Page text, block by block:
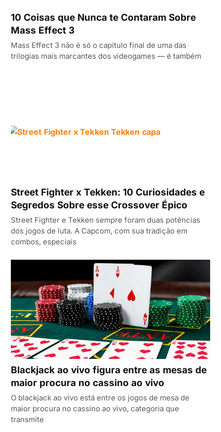
10 Coisas que Nunca te Contaram Sobre
Mass Effect 3
Mass Effect 3 não é só o capítulo final de uma das
trilogias mais marcantes dos videogames — é também
Street Fighter x Tekken: 10 Curiosidades e
Segredos Sobre esse Crossover Épico
Street Fighter e Tekken sempre foram duas potências
dos jogos de luta. A Capcom, com sua tradição em
combos, especiais
Blackjack ao vivo figura entre as mesas de
maior procura no cassino ao vivo
O blackjack ao vivo está entre os jogos de mesa de
maior procura no cassino ao vivo, categoria que
transmite